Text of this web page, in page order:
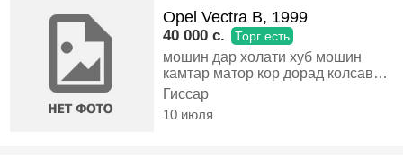
Opel Vectra B, 1999
40 000 c. Торг есть
мошин дар холати хуб мошин
камтар матор кор дорад колсават
мекуни хадавой 80 рулавой
мечака, Газ-бензин, Механика,
Седан
Гиссар
10 июля